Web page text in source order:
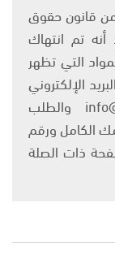
المواد وفقًا للمادة 27 أ من قانون حقوق
تعتقد أنه تم انتهاك
التي تظهر
الإلكتروني
على العنوان التالي: info@ashams.com والطلب
الكامل ورقم
ذات الصلة